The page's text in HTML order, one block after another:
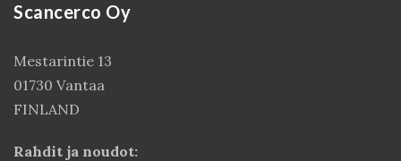
Scancerco Oy
Mestarintie 13
01730 Vantaa
FINLAND
Rahdit ja noudot: